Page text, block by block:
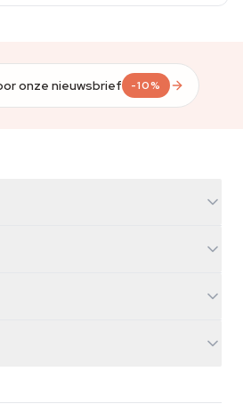
onze nieuwsbrief -10%